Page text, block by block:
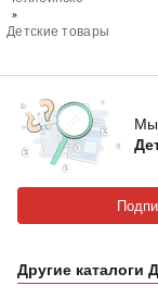
Детские товары
Мы
Другие каталоги